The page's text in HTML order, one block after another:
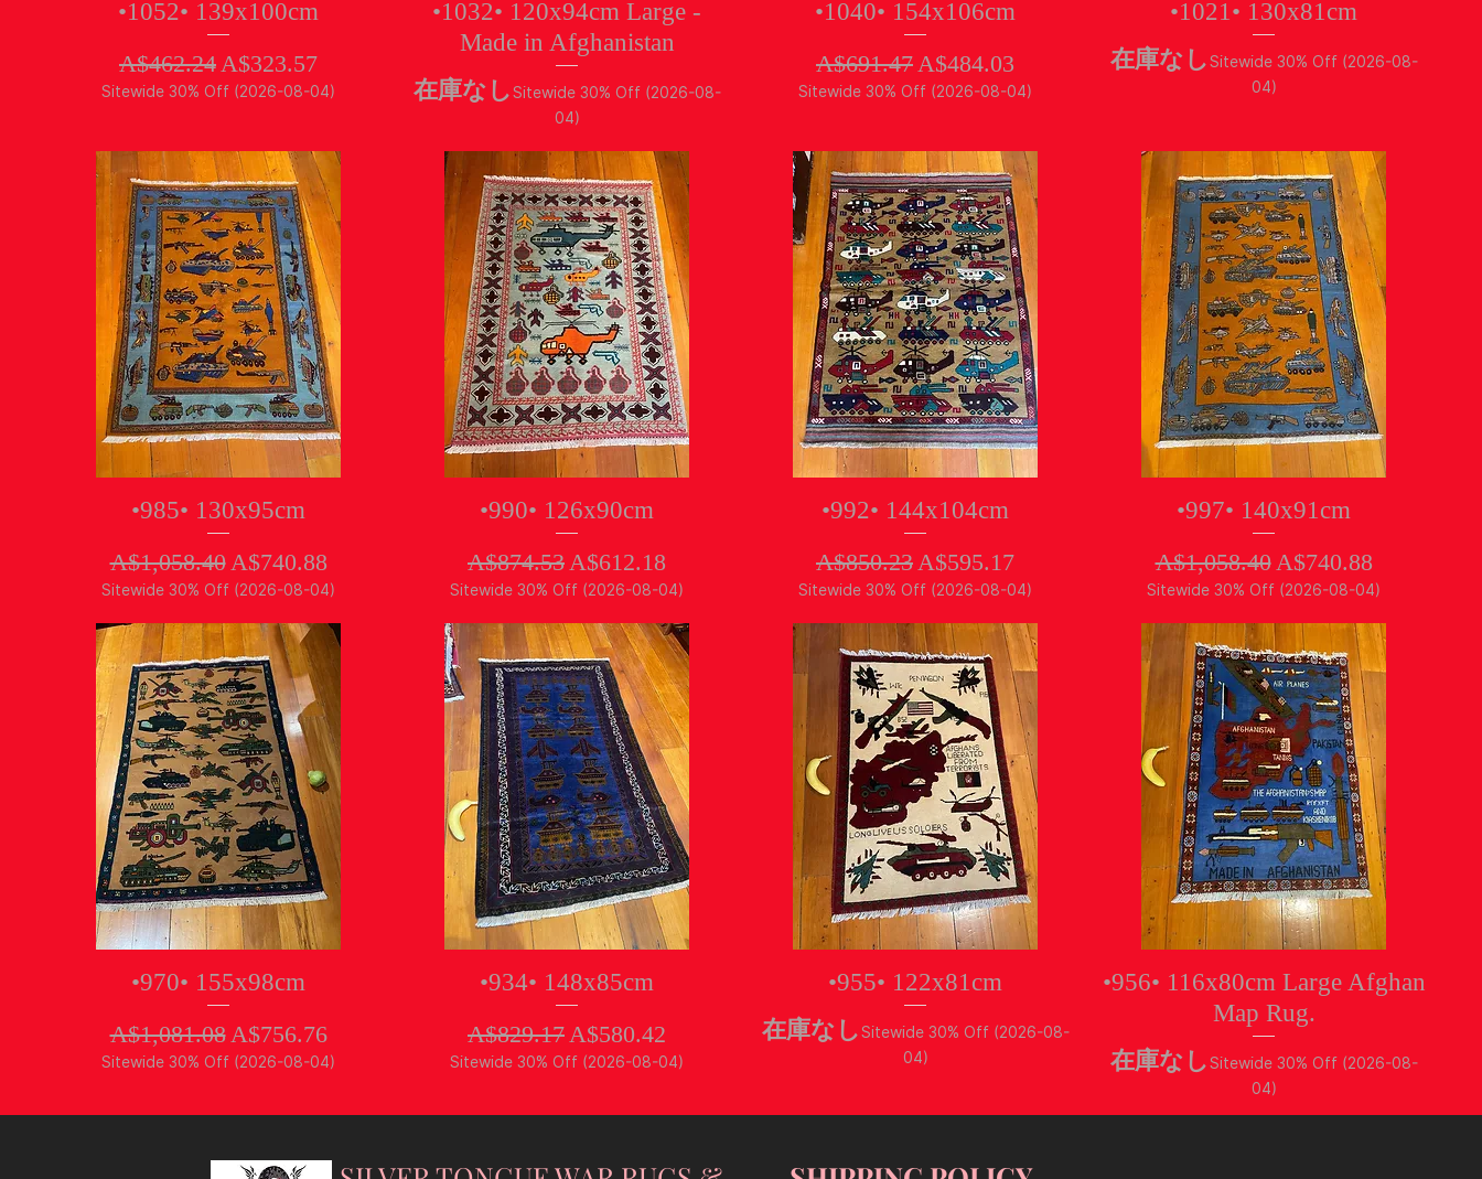
クイックビュー
•1052• 139x100cm
通常価格
A$462.24 セール価格
A$323.57
Sitewide 30% Off (2026-08-04)
クイックビュー
•1032• 120x94cm Large -
Made in Afghanistan
在庫なしSitewide 30% Off (2026-08-
04)
クイックビュー
•1040• 154x106cm
通常価格
A$691.47 セール価格
A$484.03
Sitewide 30% Off (2026-08-04)
クイックビュー
•1021• 130x81cm
在庫なしSitewide 30% Off (2026-08-
04)
クイックビュー
•985• 130x95cm
通常価格
A$1,058.40 セール価格
A$740.88
Sitewide 30% Off (2026-08-04)
クイックビュー
•990• 126x90cm
通常価格
A$874.53 セール価格
A$612.18
Sitewide 30% Off (2026-08-04)
クイックビュー
•992• 144x104cm
通常価格
A$850.23 セール価格
A$595.17
Sitewide 30% Off (2026-08-04)
クイックビュー
•997• 140x91cm
通常価格
A$1,058.40 セール価格
A$740.88
Sitewide 30% Off (2026-08-04)
クイックビュー
•970• 155x98cm
通常価格
A$1,081.08 セール価格
A$756.76
Sitewide 30% Off (2026-08-04)
クイックビュー
•934• 148x85cm
通常価格
A$829.17 セール価格
A$580.42
Sitewide 30% Off (2026-08-04)
クイックビュー
•955• 122x81cm
在庫なしSitewide 30% Off (2026-08-
04)
クイックビュー
•956• 116x80cm Large Afghan
Map Rug.
在庫なしSitewide 30% Off (2026-08-
04)